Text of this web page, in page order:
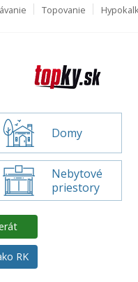
Topovanie
Domy
Nebytové
priestory
RK